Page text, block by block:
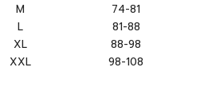
M
74-81
L
81-88
XL
88-98
XXL
98-108